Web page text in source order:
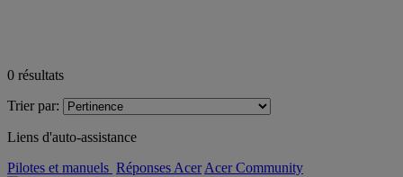
0 résultats
Trier par:
Liens d'auto-assistance
Pilotes et manuels Réponses Acer Acer Community